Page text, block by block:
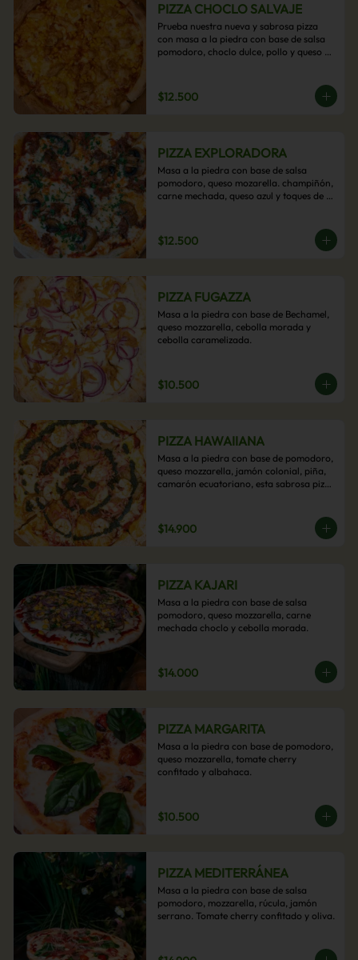
PIZZA CHOCLO SALVAJE
Prueba nuestra nueva y sabrosa pizza
con masa a la piedra con base de salsa
pomodoro, choclo dulce, pollo y queso
$12.500
PIZZA EXPLORADORA
Masa a la piedra con base de salsa
pomodoro, queso mozarella. champiñón,
carne mechada, queso azul y toques de
$12.500
PIZZA FUGAZZA
Masa a la piedra con base de Bechamel,
queso mozzarella, cebolla morada y
cebolla caramelizada.
$10.500
PIZZA HAWAIIANA
Masa a la piedra con base de pomodoro,
queso mozzarella, jamón colonial, piña,
camarón ecuatoriano, esta sabrosa pizza
$14.900
PIZZA KAJARI
Masa a la piedra con base de salsa
pomodoro, queso mozzarella, carne
mechada choclo y cebolla morada.
$14.000
PIZZA MARGARITA
Masa a la piedra con base de pomodoro,
queso mozzarella, tomate cherry
confitado y albahaca.
$10.500
PIZZA MEDITERRÁNEA
Masa a la piedra con base de salsa
pomodoro, mozzarella, rúcula, jamón
serrano. Tomate cherry confitado y oliva.